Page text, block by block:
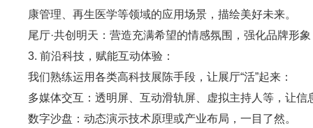
康管理、再生医学等领域的应用场景，描绘美好未来。
尾厅·共创明天：营造充满希望的情感氛围，强化品牌形
3. 前沿科技，赋能互动体验：
我们熟练运用各类高科技展陈手段，让展厅“活”起来：
多媒体交互：透明屏、互动滑轨屏、虚拟主持人等，让信
数字沙盘：动态演示技术原理或产业布局，一目了然。